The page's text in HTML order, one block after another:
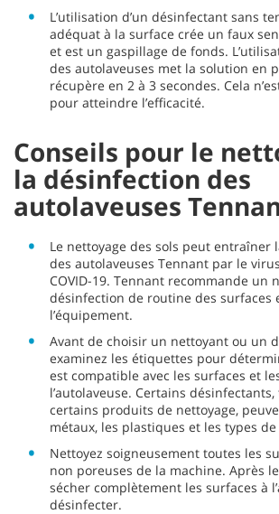
L’utilisation d’un désinfectant sans
adéquat à la surface crée un faux
et est un gaspillage de fonds.
des autolaveuses met la solution en
récupère en 2 à 3 secondes. Cela
pour atteindre l’efficacité.
Conseils pour le
la désinfection des
autolaveuses
Le nettoyage des sols peut entraîner
des autolaveuses Tennant par le
COVID-19. Tennant recommande un
désinfection de routine des surfaces
l’équipement.
Avant de choisir un nettoyant ou un
examinez les étiquettes pour
est compatible avec les surfaces et
l’autolaveuse. Certains
certains produits de nettoyage,
métaux, les plastiques et les types
Nettoyez soigneusement toutes les
non poreuses de la machine. Après
sécher complètement les surfaces à
désinfecter.